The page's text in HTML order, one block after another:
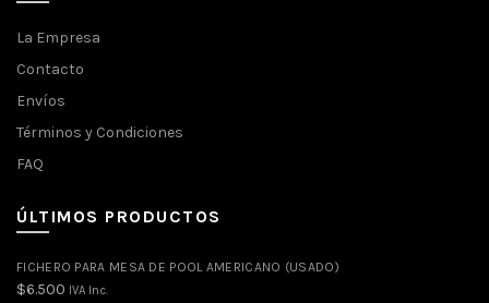
La Empresa
Contacto
Envíos
Términos y Condiciones
FAQ
ÚLTIMOS PRODUCTOS
FICHERO PARA MESA DE POOL AMERICANO (USADO)
$6.500 IVA Inc.